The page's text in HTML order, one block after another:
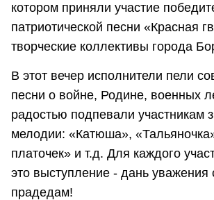
котором приняли участие
патриотической песни «Красная
творческие коллективы города
В этот вечер исполнители пели
песни о войне, Родине, военных
радостью подпевали участникам
мелодии: «Катюша»,
платочек» и т.д. Для каждого
это выступление - дань
прадедам!